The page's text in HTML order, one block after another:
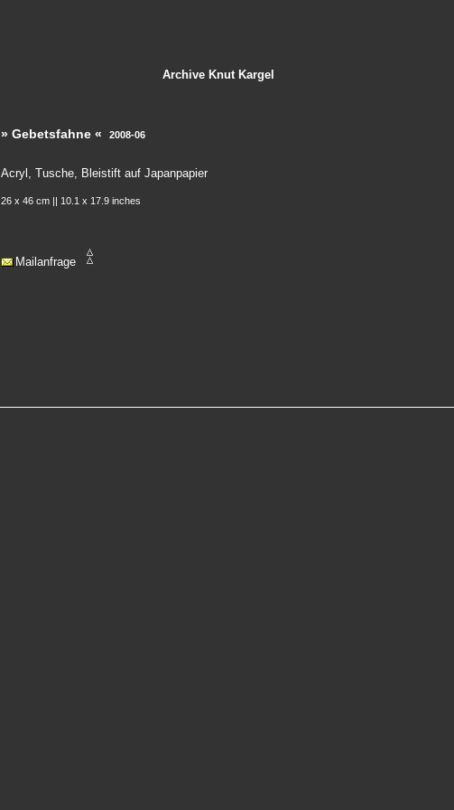
Archive Knut Kargel
» Gebetsfahne « 2008-06
Acryl, Tusche, Bleistift auf Japanpapier
26 x 46 cm || 10.1 x 17.9 inches
Mailanfrage